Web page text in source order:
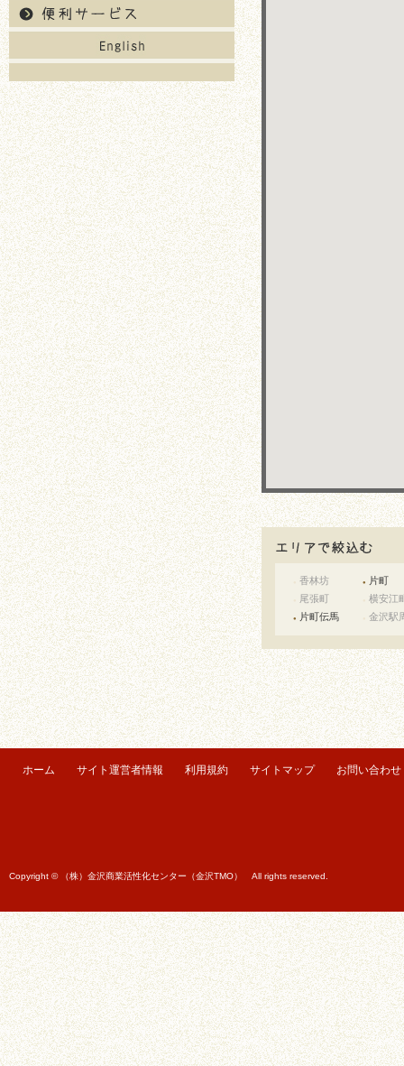
香林坊
尾張町
● 片町伝馬
● 片町
横安江
金沢駅
ホーム サイト運営者情報 利用規約 サイトマップ お問い合わせ
Copyright © （株）金沢商業活性化センター（金沢TMO） All rights reserved.